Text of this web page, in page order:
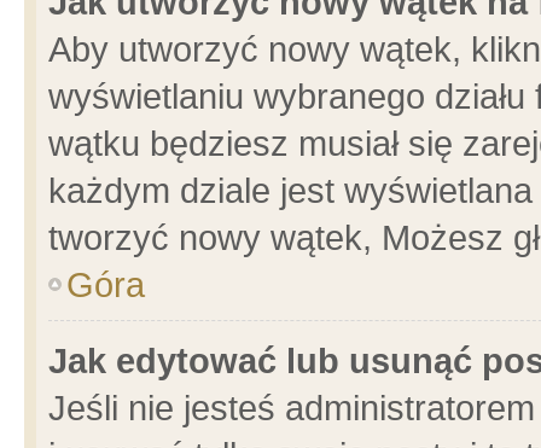
Aby utworzyć nowy wątek,
wyświetlaniu wybranego
wątku będziesz musiał się
każdym dziale jest
tworzyć nowy wątek, Możesz
Góra
Jak edytować lub usunąć
Jeśli nie jesteś